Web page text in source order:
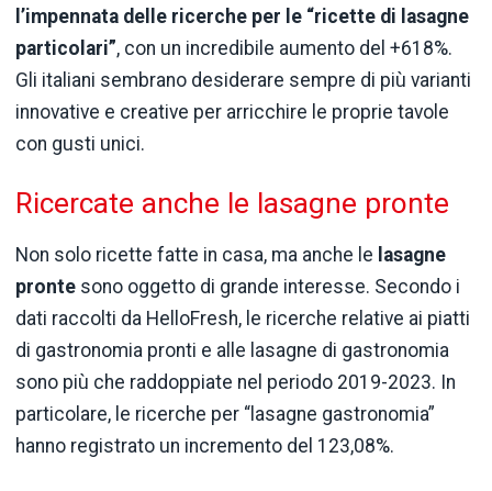
l’impennata delle ricerche per le “ricette di lasagne
particolari”, con un incredibile aumento del +618%.
Gli italiani sembrano desiderare sempre di più varianti
innovative e creative per arricchire le proprie tavole
con gusti unici.
Ricercate anche le lasagne pronte
Non solo ricette fatte in casa, ma anche le lasagne
pronte sono oggetto di grande interesse. Secondo i
dati raccolti da HelloFresh, le ricerche relative ai piatti
di gastronomia pronti e alle lasagne di gastronomia
sono più che raddoppiate nel periodo 2019-2023. In
particolare, le ricerche per “lasagne gastronomia”
hanno registrato un incremento del 123,08%.